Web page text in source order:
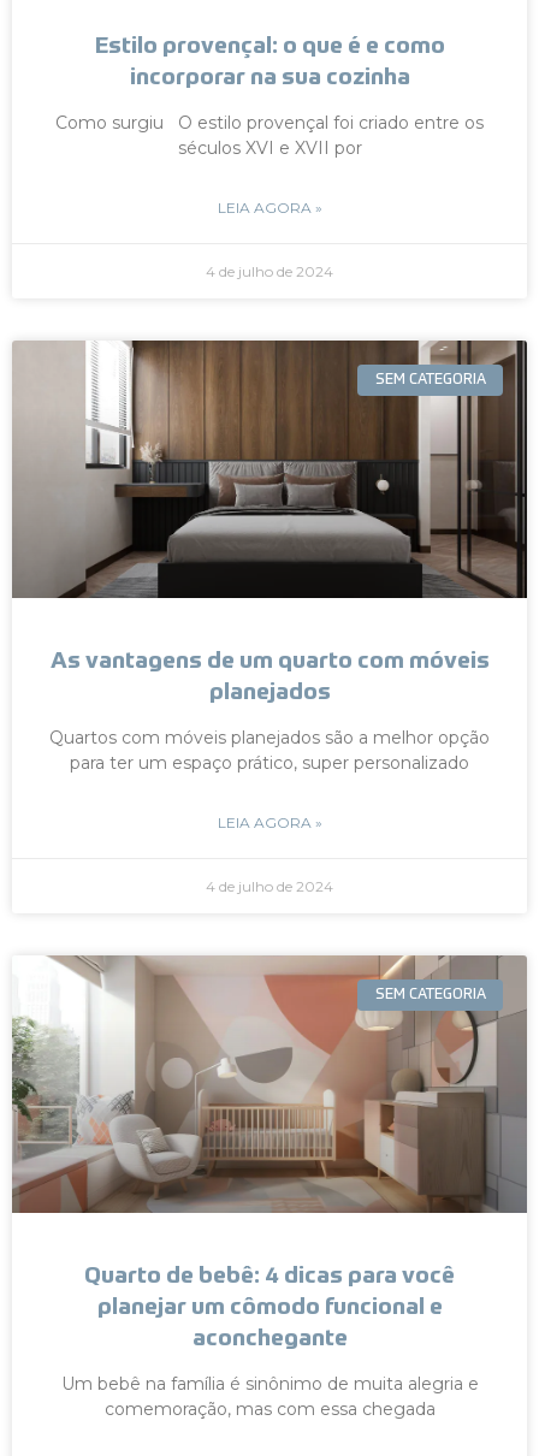
Estilo provençal: o que é e como
incorporar na sua cozinha
Como surgiu O estilo provençal foi criado entre os
séculos XVI e XVII por
LEIA AGORA »
4 de julho de 2024
SEM CATEGORIA
As vantagens de um quarto com móveis
planejados
Quartos com móveis planejados são a melhor opção
para ter um espaço prático, super personalizado
LEIA AGORA »
4 de julho de 2024
SEM CATEGORIA
Quarto de bebê: 4 dicas para você
planejar um cômodo funcional e
aconchegante
Um bebê na família é sinônimo de muita alegria e
comemoração, mas com essa chegada